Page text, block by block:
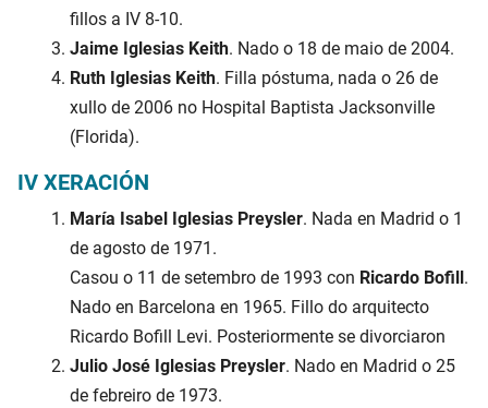
fillos a IV 8-10.
Jaime Iglesias Keith. Nado o 18 de maio de 2004.
Ruth Iglesias Keith. Filla póstuma, nada o 26 de
xullo de 2006 no Hospital Baptista Jacksonville
(Florida).
IV XERACIÓN
María Isabel Iglesias Preysler. Nada en Madrid o 1
de agosto de 1971.
Casou o 11 de setembro de 1993 con Ricardo Bofill .
Nado en Barcelona en 1965. Fillo do arquitecto
Ricardo Bofill Levi. Posteriormente se divorciaron
Julio José Iglesias Preysler. Nado en Madrid o 25
de febreiro de 1973.